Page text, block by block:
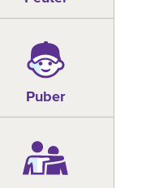
Puber